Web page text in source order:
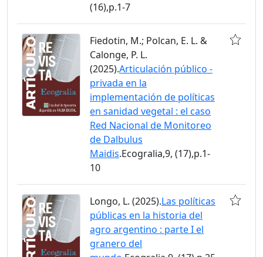
(16),p.1-7
Fiedotin, M.; Polcan, E. L. &
Calonge, P. L.
(2025).Articulación público -
privada en la
implementación de políticas
en sanidad vegetal : el caso
Red Nacional de Monitoreo
de Dalbulus
Maidis.Ecogralia,9, (17),p.1-
10
Longo, L. (2025).Las políticas
públicas en la historia del
agro argentino : parte I el
granero del